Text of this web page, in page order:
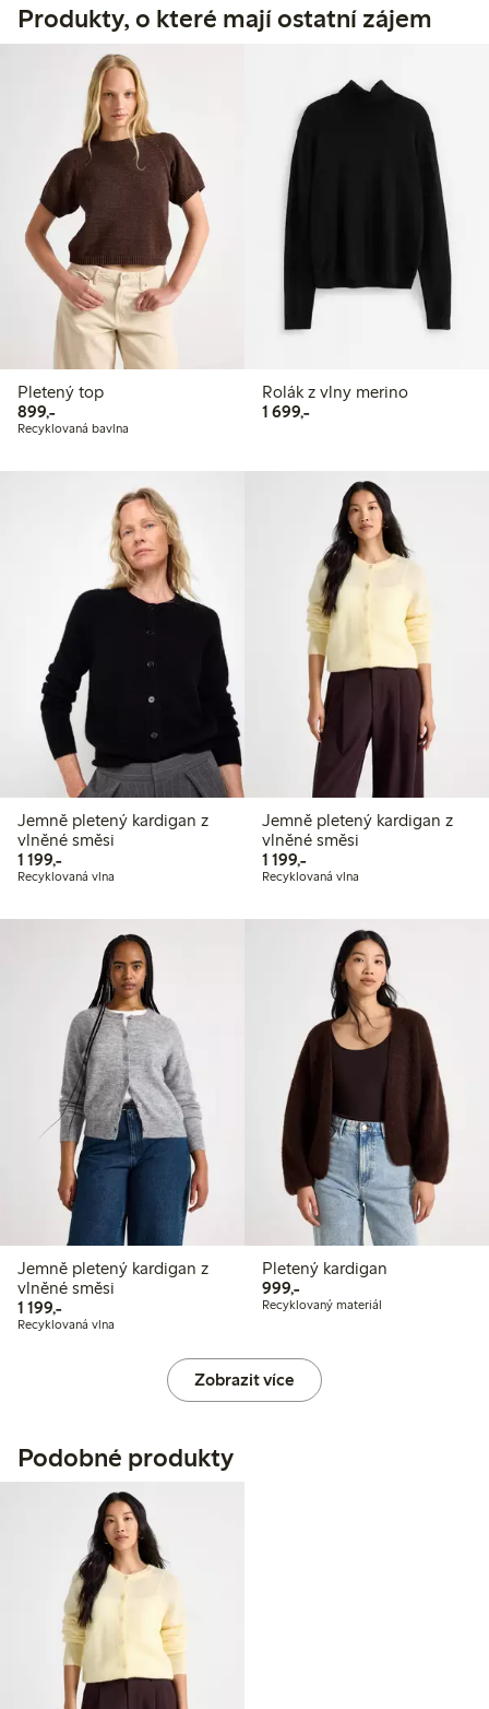
Produkty, o které mají ostatní zájem
Pletený top
899,-899,00 Kč
Recyklovaná bavlna
Rolák z vlny merino
1 699,-1 699,00 Kč
Jemně pletený kardigan z
vlněné směsi
1 199,-1 199,00 Kč
Recyklovaná vlna
Jemně pletený kardigan z
vlněné směsi
1 199,-1 199,00 Kč
Recyklovaná vlna
Jemně pletený kardigan z
vlněné směsi
1 199,-1 199,00 Kč
Recyklovaná vlna
Pletený kardigan
999,-999,00 Kč
Recyklovaný materiál
Zobrazit více
Podobné produkty